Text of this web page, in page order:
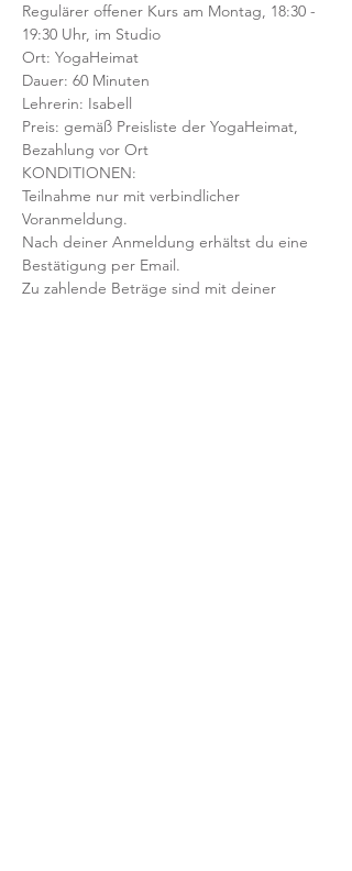
Regulärer offener Kurs am Montag, 18:30 -
19:30 Uhr, im Studio
Ort: YogaHeimat
Dauer: 60 Minuten
Lehrerin: Isabell
Preis: gemäß Preisliste der YogaHeimat,
Bezahlung vor Ort
KONDITIONEN:
Teilnahme nur mit verbindlicher
Voranmeldung.
Nach deiner Anmeldung erhältst du eine
Bestätigung per Email.
Zu zahlende Beträge sind mit deiner